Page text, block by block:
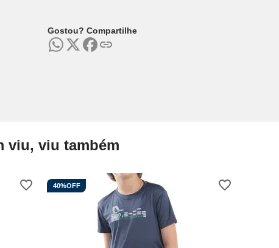
Gostou? Compartilhe
viu, viu também
40%OFF